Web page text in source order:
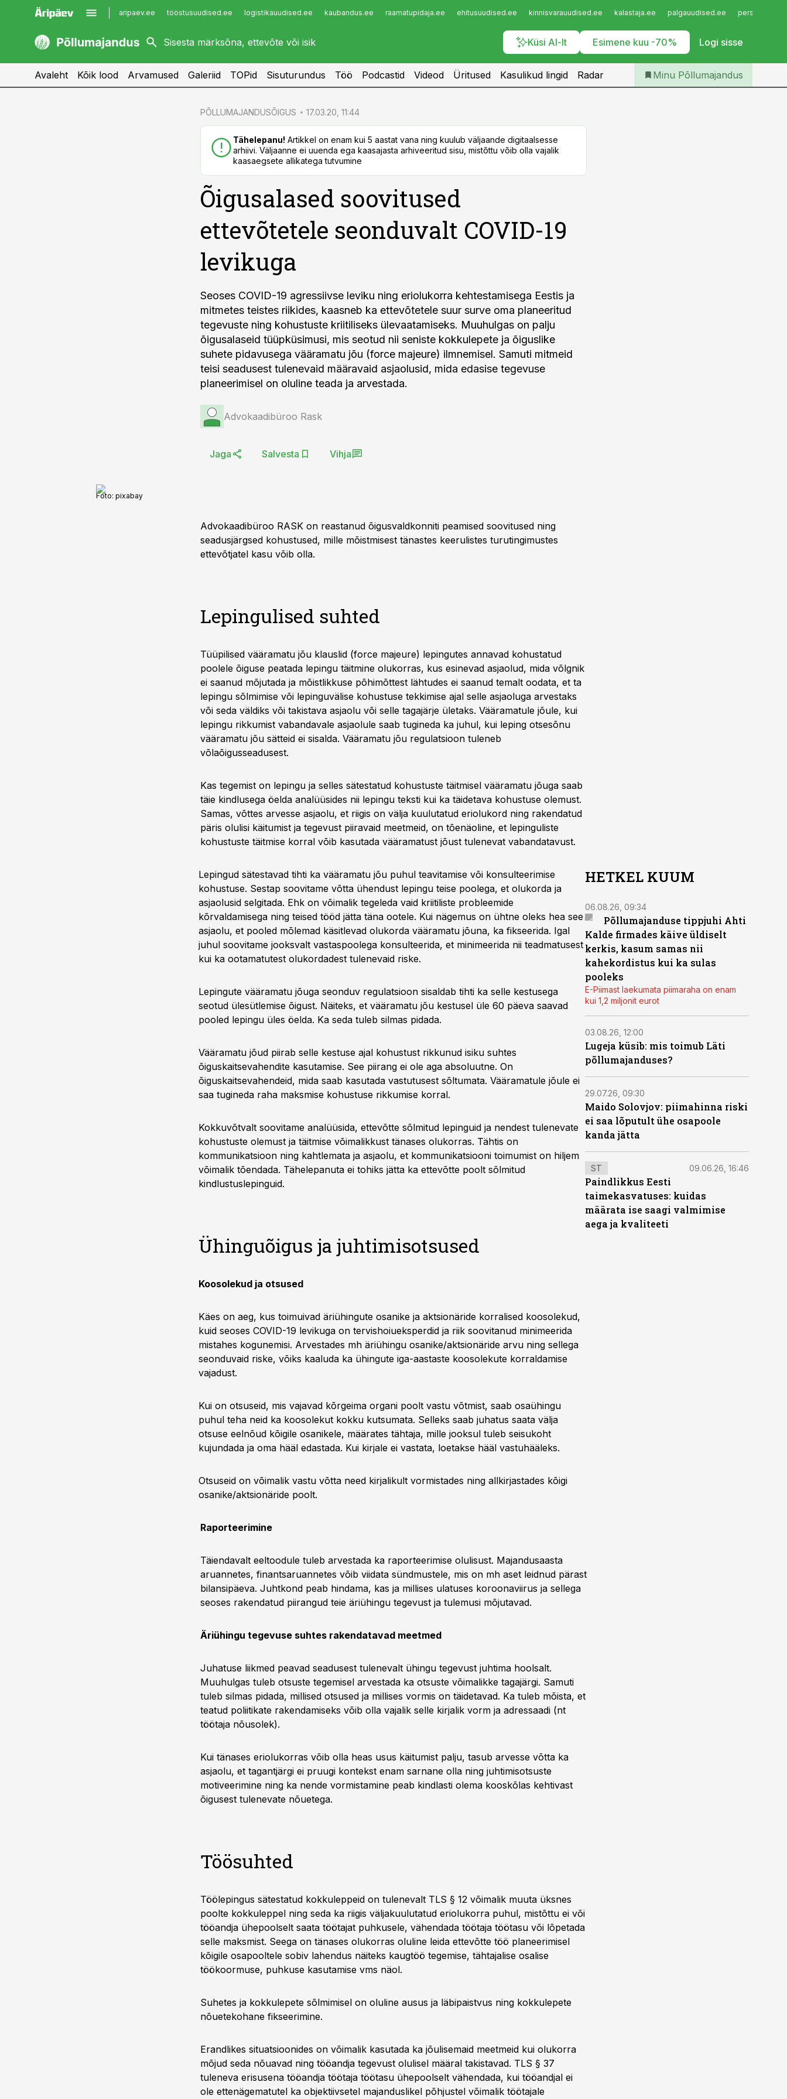
aripaev.ee tööstusuudised.ee logistikauudised.ee kaubandus.ee raamatupidaja.ee ehitusuudised.ee kinnisvarauudised.ee kalastaja.ee palgauudised.ee
Küsi AI-lt Esimene kuu -70% Logi sisse
kaubandus.ee
kinnisvarauudised.ee
imelineajalugu.ee
Infopank
Iseteenindus
Telli Põllumajandus
Avaleht Kõik lood Arvamused Galeriid TOPid Sisuturundus Töö Podcastid Videod Üritused Kasulikud lingid Radar Minu Põllumajandus
PÕLLUMAJANDUSÕIGUS 17.03.20, 11:44
Tähelepanu! Artikkel on enam kui 5 aastat vana ning kuulub väljaande digitaalsesse
arhiivi. Väljaanne ei uuenda ega kaasajasta arhiveeritud sisu, mistõttu võib olla vajalik
kaasaegsete allikatega tutvumine
Õigusalased soovitused
ettevõtetele seonduvalt COVID-19
levikuga
Seoses COVID-19 agressiivse leviku ning eriolukorra kehtestamisega Eestis ja
mitmetes teistes riikides, kaasneb ka ettevõtetele suur surve oma planeeritud
tegevuste ning kohustuste kriitiliseks ülevaatamiseks. Muuhulgas on palju
õigusalaseid tüüpküsimusi, mis seotud nii seniste kokkulepete ja õiguslike
suhete pidavusega vääramatu jõu (force majeure) ilmnemisel. Samuti mitmeid
teisi seadusest tulenevaid määravaid asjaolusid, mida edasise tegevuse
planeerimisel on oluline teada ja arvestada.
Advokaadibüroo Rask
Jaga Salvesta Vihja
Foto: pixabay
Advokaadibüroo RASK on reastanud õigusvaldkonniti peamised soovitused ning
seadusjärgsed kohustused, mille mõistmisest tänastes keerulistes turutingimustes
ettevõtjatel kasu võib olla.
Lepingulised suhted
Tüüpilised vääramatu jõu klauslid (force majeure) lepingutes annavad kohustatud
poolele õiguse peatada lepingu täitmine olukorras, kus esinevad asjaolud, mida võlgnik
ei saanud mõjutada ja mõistlikkuse põhimõttest lähtudes ei saanud temalt oodata, et ta
lepingu sõlmimise või lepinguvälise kohustuse tekkimise ajal selle asjaoluga arvestaks
või seda väldiks või takistava asjaolu või selle tagajärje ületaks. Vääramatule jõule, kui
lepingu rikkumist vabandavale asjaolule saab tugineda ka juhul, kui leping otsesõnu
vääramatu jõu sätteid ei sisalda. Vääramatu jõu regulatsioon tuleneb
võlaõigusseadusest.
Kas tegemist on lepingu ja selles sätestatud kohustuste täitmisel vääramatu jõuga saab
täie kindlusega öelda analüüsides nii lepingu teksti kui ka täidetava kohustuse olemust.
Samas, võttes arvesse asjaolu, et riigis on välja kuulutatud eriolukord ning rakendatud
päris olulisi käitumist ja tegevust piiravaid meetmeid, on tõenäoline, et lepinguliste
kohustuste täitmise korral võib kasutada vääramatust jõust tulenevat vabandatavust.
Lepingud sätestavad tihti ka vääramatu jõu puhul teavitamise või konsulteerimise
kohustuse. Sestap soovitame võtta ühendust lepingu teise poolega, et olukorda ja
asjaolusid selgitada. Ehk on võimalik tegeleda vaid kriitiliste probleemide
kõrvaldamisega ning teised tööd jätta täna ootele. Kui nägemus on ühtne oleks hea see
asjaolu, et pooled mõlemad käsitlevad olukorda vääramatu jõuna, ka fikseerida. Igal
juhul soovitame jooksvalt vastaspoolega konsulteerida, et minimeerida nii teadmatusest
kui ka ootamatutest olukordadest tulenevaid riske.
Lepingute vääramatu jõuga seonduv regulatsioon sisaldab tihti ka selle kestusega
seotud ülesütlemise õigust. Näiteks, et vääramatu jõu kestusel üle 60 päeva saavad
pooled lepingu üles öelda. Ka seda tuleb silmas pidada.
Vääramatu jõud piirab selle kestuse ajal kohustust rikkunud isiku suhtes
õiguskaitsevahendite kasutamise. See piirang ei ole aga absoluutne. On
õiguskaitsevahendeid, mida saab kasutada vastutusest sõltumata. Vääramatule jõule ei
saa tugineda raha maksmise kohustuse rikkumise korral.
Kokkuvõtvalt soovitame analüüsida, ettevõtte sõlmitud lepinguid ja nendest tulenevate
kohustuste olemust ja täitmise võimalikkust tänases olukorras. Tähtis on
kommunikatsioon ning kahtlemata ja asjaolu, et kommunikatsiooni toimumist on hiljem
võimalik tõendada. Tähelepanuta ei tohiks jätta ka ettevõtte poolt sõlmitud
kindlustuslepinguid.
Ühinguõigus ja juhtimisotsused
Koosolekud ja otsused
Käes on aeg, kus toimuivad äriühingute osanike ja aktsionäride korralised koosolekud,
kuid seoses COVID-19 levikuga on tervishoiueksperdid ja riik soovitanud minimeerida
mistahes kogunemisi. Arvestades mh äriühingu osanike/aktsionäride arvu ning sellega
seonduvaid riske, võiks kaaluda ka ühingute iga-aastaste koosolekute korraldamise
vajadust.
Kui on otsuseid, mis vajavad kõrgeima organi poolt vastu võtmist, saab osaühingu
puhul teha neid ka koosolekut kokku kutsumata. Selleks saab juhatus saata välja
otsuse eelnõud kõigile osanikele, määrates tähtaja, mille jooksul tuleb seisukoht
kujundada ja oma hääl edastada. Kui kirjale ei vastata, loetakse hääl vastuhääleks.
Otsuseid on võimalik vastu võtta need kirjalikult vormistades ning allkirjastades kõigi
osanike/aktsionäride poolt.
HETKEL KUUM
06.08.26, 09:34
Põllumajanduse tippjuhi Ahti
Kalde firmades käive üldiselt
kerkis, kasum samas nii
kahekordistus kui ka sulas
pooleks
E-Piimast laekumata piimaraha on enam
kui 1,2 miljonit eurot
03.08.26, 12:00
Lugeja küsib: mis toimub Läti
põllumajanduses?
29.07.26, 09:30
Maido Solovjov: piimahinna riski
ei saa lõputult ühe osapoole
kanda jätta
ST 09.06.26, 16:46
Paindlikkus Eesti
taimekasvatuses: kuidas
määrata ise saagi valmimise
aega ja kvaliteeti
Raporteerimine
Täiendavalt eeltoodule tuleb arvestada ka raporteerimise olulisust. Majandusaasta
aruannetes, finantsaruannetes võib viidata sündmustele, mis on mh aset leidnud pärast
bilansipäeva. Juhtkond peab hindama, kas ja millises ulatuses koroonaviirus ja sellega
seoses rakendatud piirangud teie äriühingu tegevust ja tulemusi mõjutavad.
Äriühingu tegevuse suhtes rakendatavad meetmed
Juhatuse liikmed peavad seadusest tulenevalt ühingu tegevust juhtima hoolsalt.
Muuhulgas tuleb otsuste tegemisel arvestada ka otsuste võimalikke tagajärgi. Samuti
tuleb silmas pidada, millised otsused ja millises vormis on täidetavad. Ka tuleb mõista, et
teatud poliitikate rakendamiseks võib olla vajalik selle kirjalik vorm ja adressaadi (nt
töötaja nõusolek).
Kui tänases eriolukorras võib olla heas usus käitumist palju, tasub arvesse võtta ka
asjaolu, et tagantjärgi ei pruugi kontekst enam sarnane olla ning juhtimisotsuste
motiveerimine ning ka nende vormistamine peab kindlasti olema kooskõlas kehtivast
õigusest tulenevate nõuetega.
Töösuhted
Töölepingus sätestatud kokkuleppeid on tulenevalt TLS § 12 võimalik muuta üksnes
poolte kokkuleppel ning seda ka riigis väljakuulutatud eriolukorra puhul, mistõttu ei või
tööandja ühepoolselt saata töötajat puhkusele, vähendada töötaja töötasu või lõpetada
selle maksmist. Seega on tänases olukorras oluline leida ettevõtte töö planeerimisel
kõigile osapooltele sobiv lahendus näiteks kaugtöö tegemise, tähtajalise osalise
töökoormuse, puhkuse kasutamise vms näol.
Suhetes ja kokkulepete sõlmimisel on oluline ausus ja läbipaistvus ning kokkulepete
nõuetekohane fikseerimine.
Erandlikes situatsioonides on võimalik kasutada ka jõulisemaid meetmeid kui olukorra
mõjud seda nõuavad ning tööandja tegevust olulisel määral takistavad. TLS § 37
tuleneva erisusena tööandja töötaja töötasu ühepoolselt vähendada, kui tööandjal ei
ole ettenägematutel ka objektiivsetel majanduslikel põhjustel võimalik töötajale